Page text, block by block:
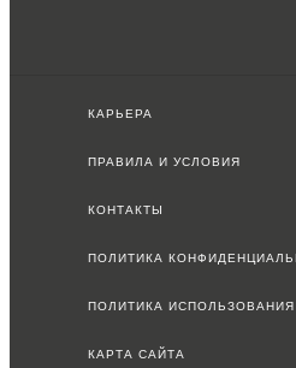
КАРЬЕРА
ПРАВИЛА И УСЛОВИЯ
КОНТАКТЫ
ПОЛИТИКА
ПОЛИТИКА ИСПОЛЬЗОВАНИЯ
КАРТА САЙТА